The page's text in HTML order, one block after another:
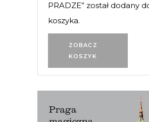
ZOBACZ
KOSZYK
PRADZE” został dodany
koszyka.